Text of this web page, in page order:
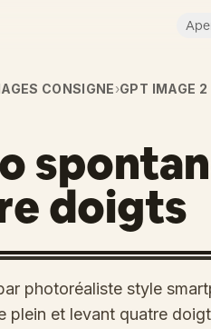
CONSIGNE›GPT IMAGE 2
doigts
photoréaliste style
plein et levant quatre